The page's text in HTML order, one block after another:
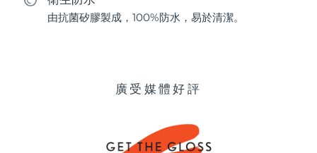
由抗菌矽膠製成，100%防水，易於清潔。
廣受媒體好評